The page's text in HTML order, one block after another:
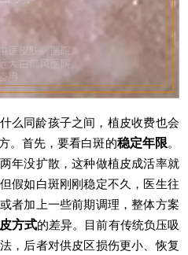
么同龄孩子之间，植皮收费也会
。首先，要看白斑的稳定年限。
年没扩散，这种做植皮成活率就
假如白斑刚刚稳定不久，医生往
者加上一些前期调理，整体方案
方式的差异。目前有传统负压吸
，后者对供皮区损伤更小、恢复